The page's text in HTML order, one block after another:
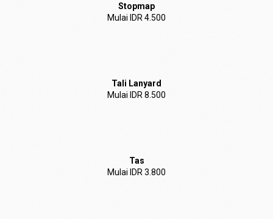
Stopmap
Mulai IDR 4.500
Tali Lanyard
Mulai IDR 8.500
Tas
Mulai IDR 3.800